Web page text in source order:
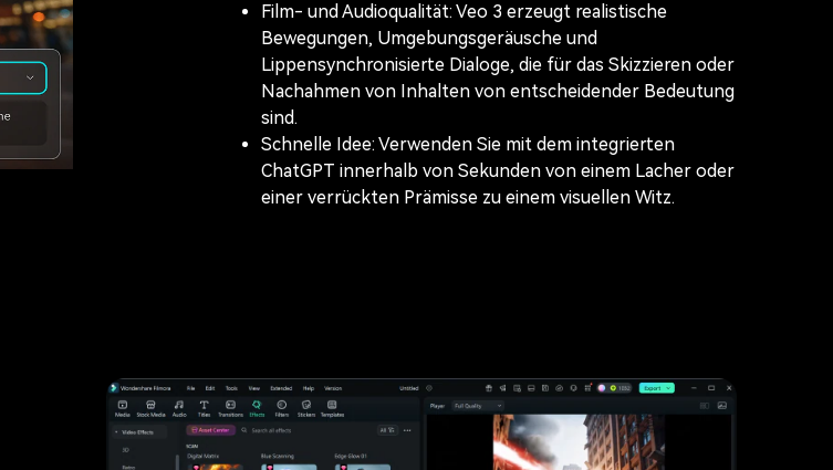
Film- und Audioqualität: Veo 3 erzeugt realistische
Bewegungen, Umgebungsgeräusche und
Lippensynchronisierte Dialoge, die für das Skizzieren oder
Nachahmen von Inhalten von entscheidender Bedeutung
sind.
Schnelle Idee: Verwenden Sie mit dem integrierten
ChatGPT innerhalb von Sekunden von einem Lacher oder
einer verrückten Prämisse zu einem visuellen Witz.